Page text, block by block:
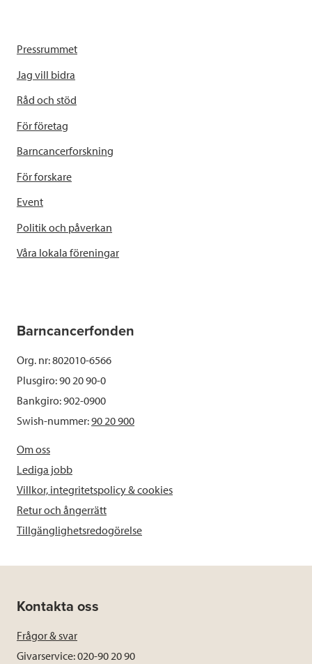
Pressrummet
Jag vill bidra
Råd och stöd
För företag
Barncancerforskning
För forskare
Event
Politik och påverkan
Våra lokala föreningar
Barncancerfonden
Org. nr: 802010-6566
Plusgiro: 90 20 90-0
Bankgiro: 902-0900
Swish-nummer:90 20 900
Om oss
Lediga jobb
Villkor, integritetspolicy & cookies
Retur och ångerrätt
Tillgänglighetsredogörelse
Kontakta oss
Frågor & svar
Givarservice: 020-90 20 90